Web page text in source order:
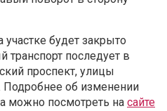
будет закрыто
последует в
проспект, улицы
Подробнее об изменении
можно посмотреть на сайте